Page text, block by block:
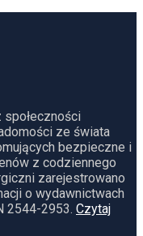
społeczności
ze świata
bezpieczne i
z codziennego
zarejestrowano
o wydawnictwach
2544-2953. Czytaj